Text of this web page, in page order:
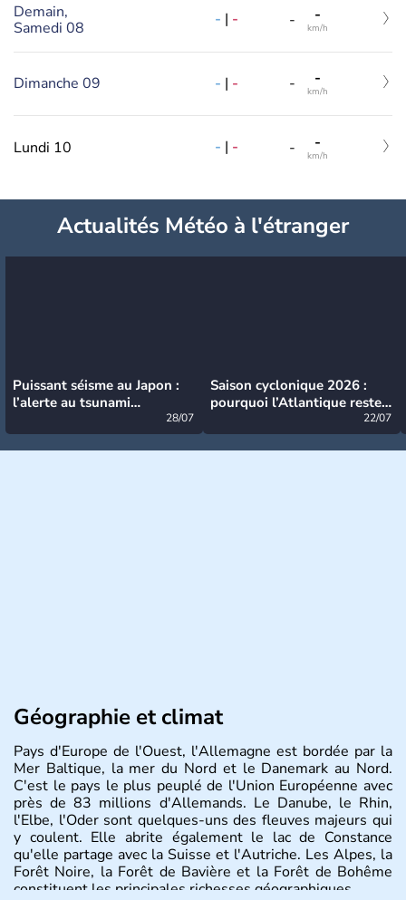
Demain,
Samedi 08
- | - - -
km/h
Dimanche 09 - | - - -
km/h
Lundi 10 - | - - -
km/h
Actualités Météo à l'étranger
Puissant séisme au Japon :
l’alerte au tsunami
28/07
Saison cyclonique 2026 :
pourquoi l’Atlantique reste
22/07
Géographie et climat
Pays d'Europe de l'Ouest, l'Allemagne est bordée par la
Mer Baltique, la mer du Nord et le Danemark au Nord.
C'est le pays le plus peuplé de l'Union Européenne avec
près de 83 millions d'Allemands. Le Danube, le Rhin,
l'Elbe, l'Oder sont quelques-uns des fleuves majeurs qui
y coulent. Elle abrite également le lac de Constance
qu'elle partage avec la Suisse et l'Autriche. Les Alpes, la
Forêt Noire, la Forêt de Bavière et la Forêt de Bohême
constituent les principales richesses géographiques.